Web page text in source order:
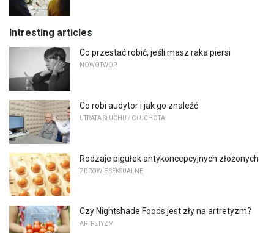
Intresting articles
Co przestać robić, jeśli masz raka piersi
NOWOTWÓR
Co robi audytor i jak go znaleźć
UTRATA SŁUCHU / GŁUCHOTA
Rodzaje pigułek antykoncepcyjnych złożonych
ZDROWIE SEKSUALNE
Czy Nightshade Foods jest zły na artretyzm?
ARTRETYZM